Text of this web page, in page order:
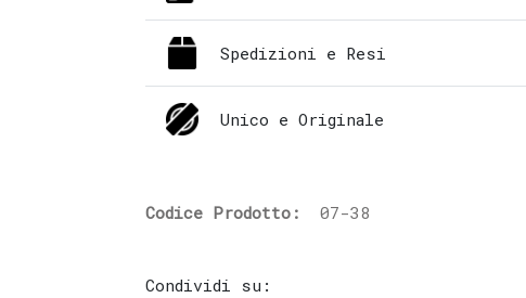
Spedizioni e Resi
Unico e Originale
Codice Prodotto: 07-38
Condividi su: